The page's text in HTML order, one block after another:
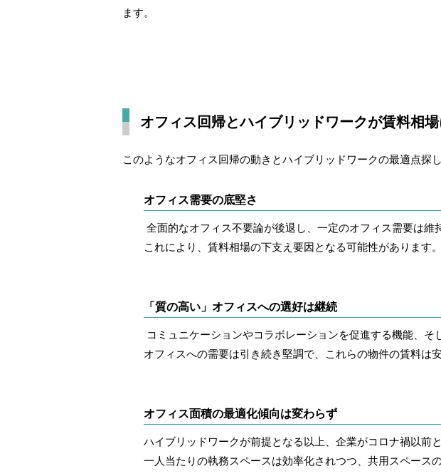
ます。
オフィス回帰とハイブリッドワークが賃料相
このようなオフィス回帰の動きとハイブリッドワークの最適点探
オフィス需要の底堅さ
全面的なオフィス不要論が後退し、一定のオフィス需要は維
これにより、賃料相場の下支え要因となる可能性があります。
「質の高い」オフィスへの選好は継続
コミュニケーションやコラボレーションを促進する機能、
オフィスへの需要は引き続き堅調で、これらの物件の賃料は
オフィス面積の最適化傾向は変わらず
ハイブリッドワークが前提となる以上、企業がコロナ禍以前
一人当たりの執務スペースは効率化されつつ、共用スペース